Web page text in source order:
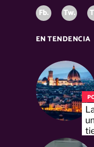
Fb. Tw.
EN TENDENCIA